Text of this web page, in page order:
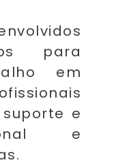
para
em
e
e